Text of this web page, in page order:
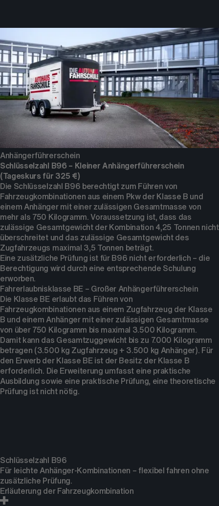
Anhängerführerschein
Schlüsselzahl B96 – Kleiner Anhängerführerschein
(Tageskurs für 325 €)
Die Schlüsselzahl B96 berechtigt zum Führen von
Fahrzeugkombinationen aus einem Pkw der Klasse B und
einem Anhänger mit einer zulässigen Gesamtmasse von
mehr als 750 Kilogramm. Voraussetzung ist, dass das
zulässige Gesamtgewicht der Kombination 4,25 Tonnen nicht
überschreitet und das zulässige Gesamtgewicht des
Zugfahrzeugs maximal 3,5 Tonnen beträgt.
Eine zusätzliche Prüfung ist für B96 nicht erforderlich – die
Berechtigung wird durch eine entsprechende Schulung
erworben.
Fahrerlaubnisklasse BE – Großer Anhängerführerschein
Die Klasse BE erlaubt das Führen von
Fahrzeugkombinationen aus einem Zugfahrzeug der Klasse
B und einem Anhänger mit einer zulässigen Gesamtmasse
von über 750 Kilogramm bis maximal 3.500 Kilogramm.
Damit kann das Gesamtzuggewicht bis zu 7.000 Kilogramm
betragen (3.500 kg Zugfahrzeug + 3.500 kg Anhänger). Für
den Erwerb der Klasse BE ist der Besitz der Klasse B
erforderlich. Die Erweiterung umfasst eine praktische
Ausbildung sowie eine praktische Prüfung, eine theoretische
Prüfung ist nicht nötig.
Schlüsselzahl B96
Für leichte Anhänger-Kombinationen – flexibel fahren ohne
zusätzliche Prüfung.
Erläuterung der Fahrzeugkombination